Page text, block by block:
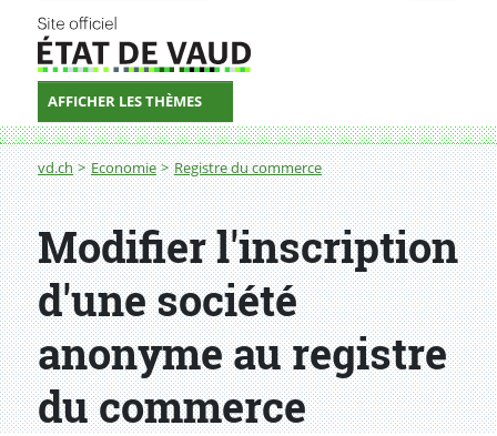
AFFICHER LES THÈMES
Fil d'Ariane
vd.ch Economie Registre du commerce
Modifier l'inscription d'une société anonyme au
Modifier l'inscription
d'une société
anonyme au registre
du commerce